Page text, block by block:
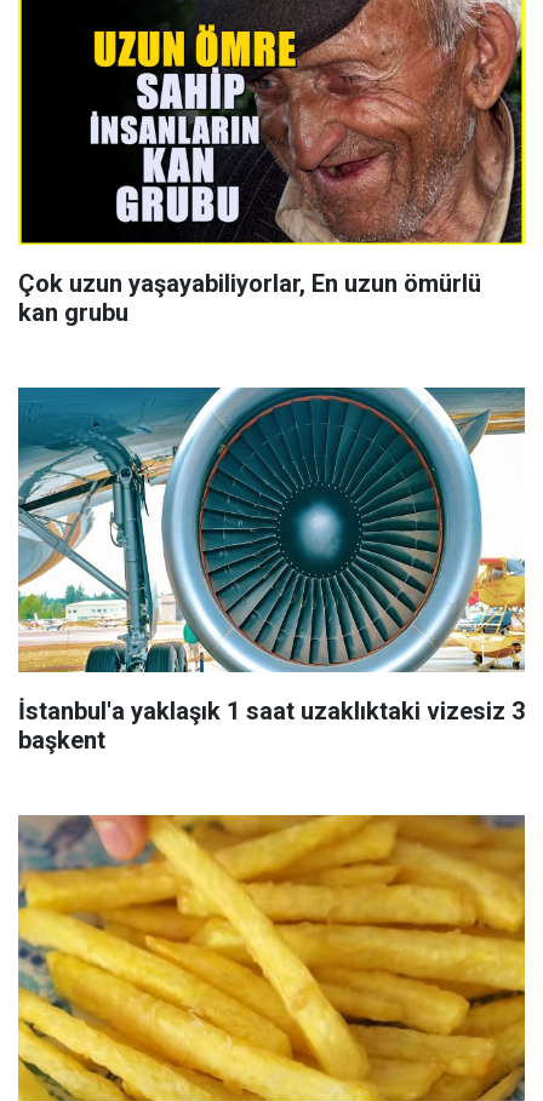
Çok uzun yaşayabiliyorlar, En uzun ömürlü
kan grubu
İstanbul'a yaklaşık 1 saat uzaklıktaki vizesiz 3
başkent